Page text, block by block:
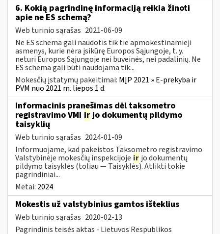
6. Kokią pagrindinę informaciją reikia žinoti
apie ne ES schemą?
Web turinio sąrašas 2021-06-09
Ne ES schema gali naudotis tik tie apmokestinamieji
asmenys, kurie nėra įsikūrę Europos Sąjungoje, t. y.
neturi Europos Sąjungoje nei buveinės, nei padalinių. Ne
ES schema gali būti naudojama tik...
Mokesčių įstatymų pakeitimai: MĮP 2021 » E-prekyba ir
PVM nuo 2021 m. liepos 1 d.
Informacinis pranešimas dėl taksometro
registravimo VMI irjo dokumentų pildymo
taisyklių
Web turinio sąrašas 2024-01-09
Informuojame, kad pakeistos Taksometro registravimo
Valstybinėje mokesčių inspekcijoje ir jo dokumentų
pildymo taisyklės (toliau — Taisyklės). Atlikti tokie
pagrindiniai...
Metai: 2024
Mokestis už valstybinius gamtos išteklius
Web turinio sąrašas 2020-02-13
Pagrindinis teisės aktas - Lietuvos Respublikos